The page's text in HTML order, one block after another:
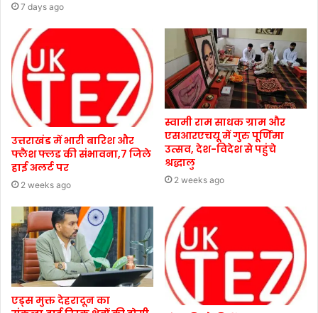
7 days ago
उत्तराखंड में भारी बारिश और
फ्लैश फ्लड की संभावना,7 जिले
हाई अलर्ट पर
2 weeks ago
स्वामी राम साधक ग्राम और
एसआरएचयू में गुरु पूर्णिमा
उत्सव, देश-विदेश से पहुंचे
श्रद्धालु
2 weeks ago
एड्स मुक्त देहरादून का